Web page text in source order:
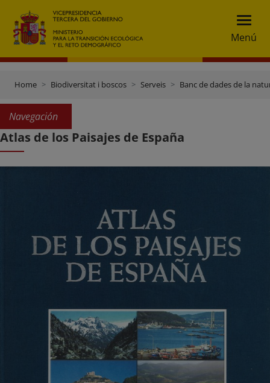
Menú
Home Biodiversitat i boscos Serveis Banc de dades de la
Navegación
Atlas de los Paisajes de España